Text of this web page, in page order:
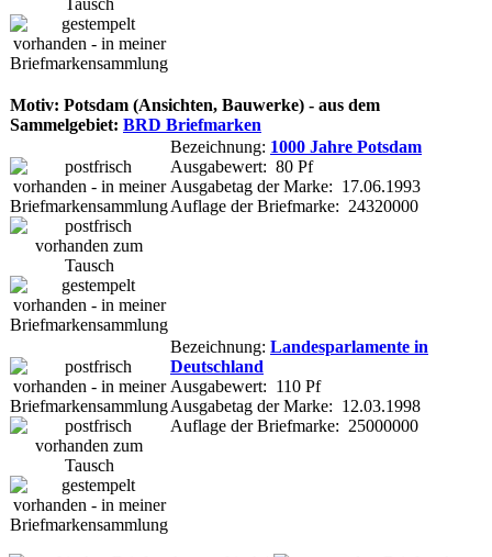
Motiv: Potsdam (Ansichten, Bauwerke) - aus dem
Sammelgebiet: BRD Briefmarken
Bezeichnung: 1000 Jahre Potsdam
Ausgabewert: 80 Pf
Ausgabetag der Marke: 17.06.1993
Auflage der Briefmarke: 24320000
Bezeichnung: Landesparlamente in
Deutschland
Ausgabewert: 110 Pf
Ausgabetag der Marke: 12.03.1998
Auflage der Briefmarke: 25000000